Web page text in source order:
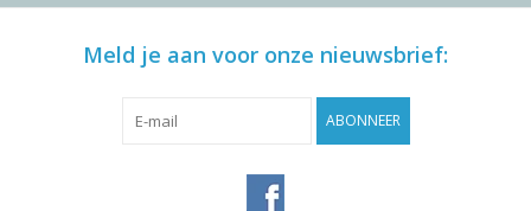
Info
Meld je aan voor onze nieuwsbrief:
ABONNEER